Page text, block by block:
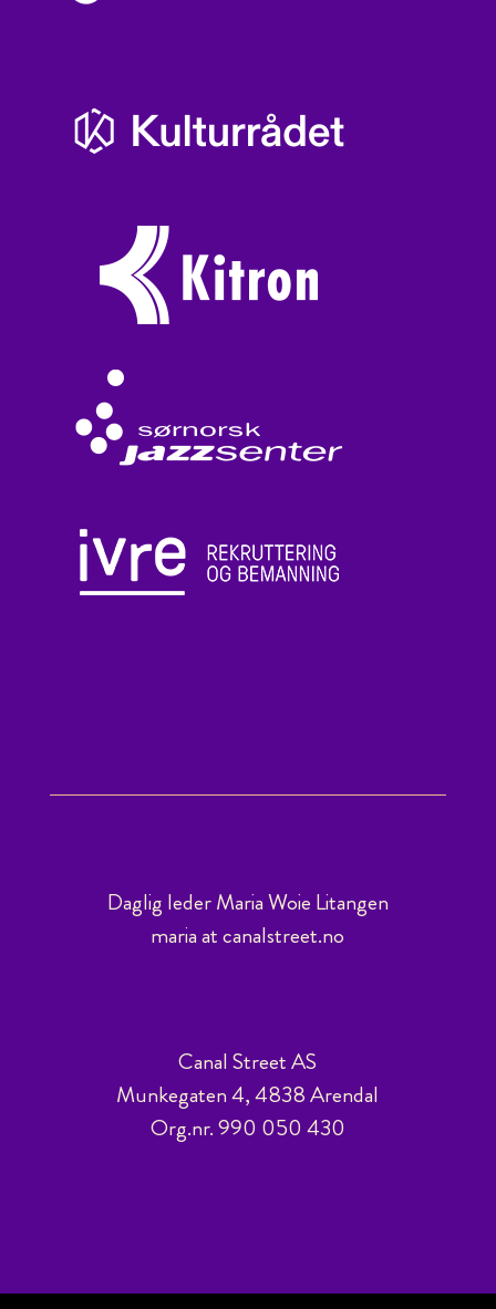
Daglig leder Maria Woie Litangen
maria at canalstreet.no
Canal Street AS
Munkegaten 4, 4838 Arendal
Org.nr. 990 050 430